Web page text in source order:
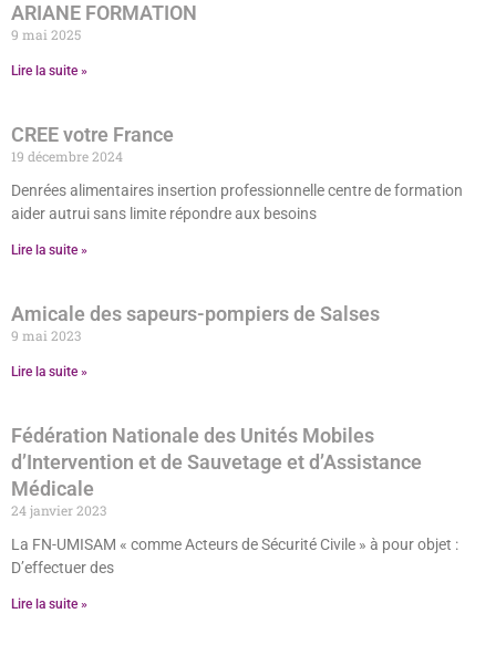
ARIANE FORMATION
9 mai 2025
Lire la suite »
CREE votre France
19 décembre 2024
Denrées alimentaires insertion professionnelle centre de formation
aider autrui sans limite répondre aux besoins
Lire la suite »
Amicale des sapeurs-pompiers de Salses
9 mai 2023
Lire la suite »
Fédération Nationale des Unités Mobiles
d’Intervention et de Sauvetage et d’Assistance
Médicale
24 janvier 2023
La FN-UMISAM « comme Acteurs de Sécurité Civile » à pour objet :
D’effectuer des
Lire la suite »